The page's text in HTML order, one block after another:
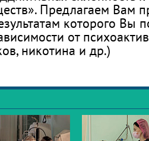
Предлагаем Вам
которого Вы
от
никотина и др.)